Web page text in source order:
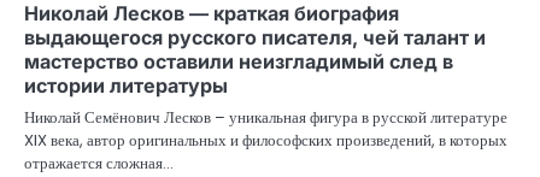
Николай Лесков — краткая биография
выдающегося русского писателя, чей талант и
мастерство оставили неизгладимый след в
истории литературы
Николай Семёнович Лесков – уникальная фигура в русской литературе
XIX века, автор оригинальных и философских произведений, в которых
отражается сложная…